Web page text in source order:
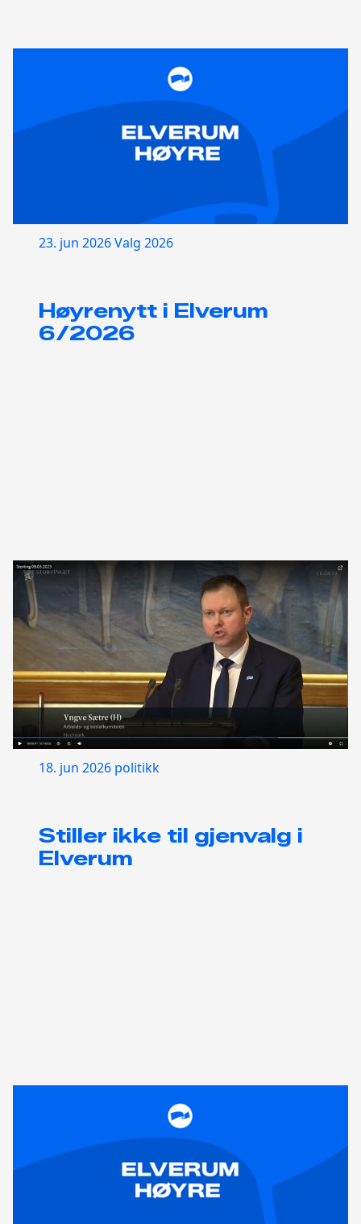
23. jun 2026Valg 2026
Høyrenytt i Elverum
6/2026
18. jun 2026 politikk
Stiller ikke til gjenvalg i
Elverum